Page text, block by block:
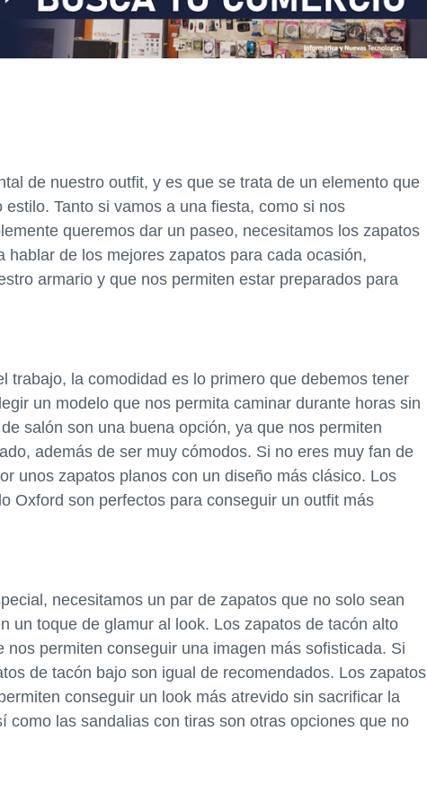
de nuestro outfit, y es que se trata de un elemento que
Tanto si vamos a una fiesta, como si nos
queremos dar un paseo, necesitamos los zapatos
de los mejores zapatos para cada ocasión,
armario y que nos permiten estar preparados para
trabajo, la comodidad es lo primero que debemos tener
un modelo que nos permita caminar durante horas sin
salón son una buena opción, ya que nos permiten
además de ser muy cómodos. Si no eres muy fan de
unos zapatos planos con un diseño más clásico. Los
Oxford son perfectos para conseguir un outfit más
necesitamos un par de zapatos que no solo sean
un toque de glamur al look. Los zapatos de tacón alto
permiten conseguir una imagen más sofisticada. Si
de tacón bajo son igual de recomendados. Los zapatos
conseguir un look más atrevido sin sacrificar la
como las sandalias con tiras son otras opciones que no